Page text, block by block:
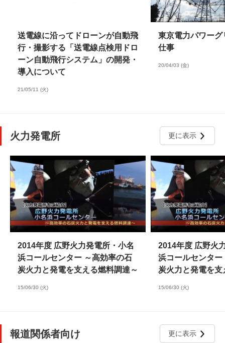
送電線に沿ってドローンが自動飛
行・撮影する「送電線点検用ドロ
ーン自動飛行システム」の開発・
導入について
21/05/11 (火)
東京電力パワー
仕事
20/04/03 (金)
火力発電所 更に表示
2014年度 広野火力発電所・小名
浜コールセンター ～高効率の石
炭火力と発電を支える燃料調達～
15/06/30 (火)
2014年度 広野火
浜コールセンター
炭火力と発電を
15/06/30 (火)
報道関係者向け 更に表示